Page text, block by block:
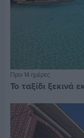
Πριν 14 ημέρες
Το ταξίδι ξεκινά